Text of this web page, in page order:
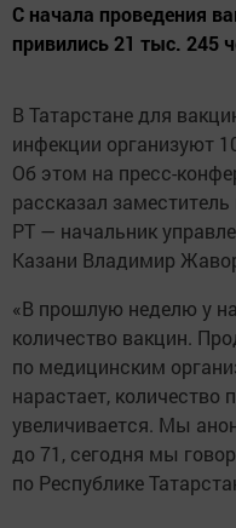
С начала проведения
привились 21 тыс. 245
В Татарстане для
инфекции организуют
Об этом на пресс-
рассказал
РТ — начальник
Казани Владимир
«В прошлую неделю у
количество вакцин.
по медицинским
нарастает, количество
увеличивается. Мы
до 71, сегодня мы
по Республике